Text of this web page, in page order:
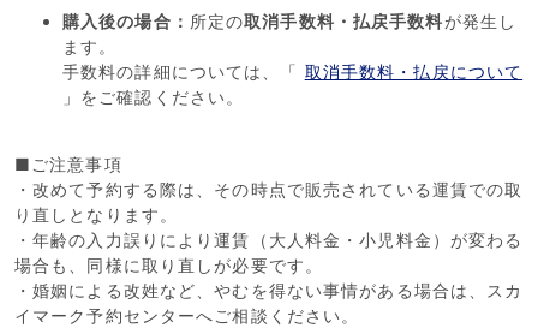
購入後の場合： 所定の取消手数料・払戻手数料が発生し
ます。
手数料の詳細については、「 取消手数料・払戻について
」をご確認ください。
■ご注意事項
・改めて予約する際は、その時点で販売されている運賃での取
り直しとなります。
・年齢の入力誤りにより運賃（大人料金・小児料金）が変わる
場合も、同様に取り直しが必要です。
・婚姻による改姓など、やむを得ない事情がある場合は、スカ
イマーク予約センターへご相談ください。